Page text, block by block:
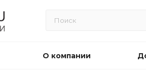
О компании